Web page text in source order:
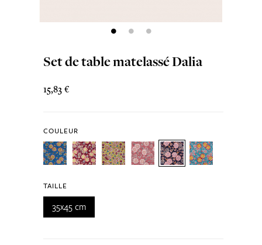
Set de table matelassé Dalia
15,83 €
COULEUR
TAILLE
35x45 cm